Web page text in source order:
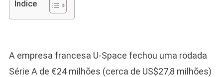
Indice
A empresa francesa U-Space fechou uma rodada
Série A de €24 milhões (cerca de US$27,8 milhões)